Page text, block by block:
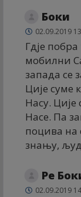
Боки
02.09.2019
Гдје
мобилни
запада се
Ције суме
Насу. Ције
Насе. Па
поцива на
знању,
Ре
02.09.2019